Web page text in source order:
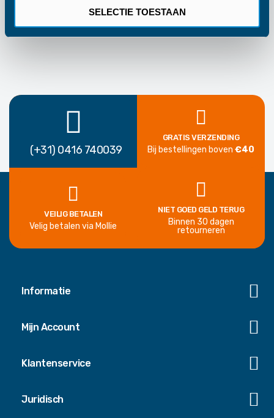
SELECTIE TOESTAAN
(+31) 0416 740039
GRATIS VERZENDING
Bij bestellingen boven €40
VEILIG BETALEN
Velig betalen via Mollie
NIET GOED GELD TERUG
Binnen 30 dagen
retourneren
Informatie
Mijn Account
Klantenservice
Juridisch